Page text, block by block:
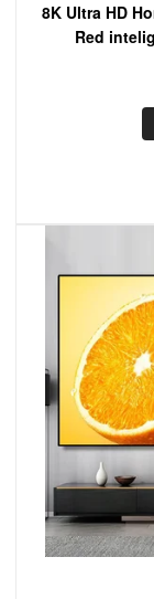
8K Ultra HD
Red